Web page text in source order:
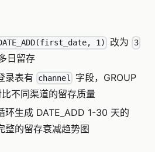
1) 改为 3
日留存
录表有 channel
字段，GROUP
不同渠道的留存质量
环生成 DATE_ADD 1-30 天的
整的留存衰减趋势图